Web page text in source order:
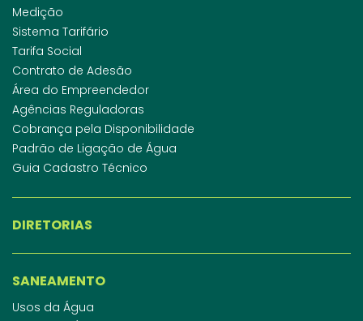
Medição
Sistema Tarifário
Tarifa Social
Contrato de Adesão
Área do Empreendedor
Agências Reguladoras
Cobrança pela Disponibilidade
Padrão de Ligação de Água
Guia Cadastro Técnico
DIRETORIAS
SANEAMENTO
Usos da Água